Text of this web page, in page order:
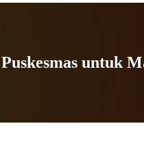
untuk